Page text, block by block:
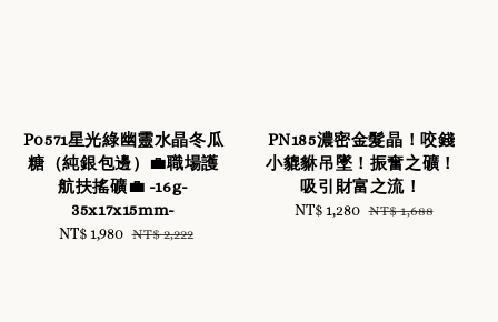
P0571星光綠幽靈水晶冬瓜
糖（純銀包邊）💼職場護
航扶搖礦💼 -16g-
35x17x15mm-
Sale
NT$ 1,980 Regular
NT$ 2,222
PN185濃密金髮晶！咬錢
小貔貅吊墜！振奮之礦！
吸引財富之流！
Sale
NT$ 1,280 Regular
NT$ 1,688